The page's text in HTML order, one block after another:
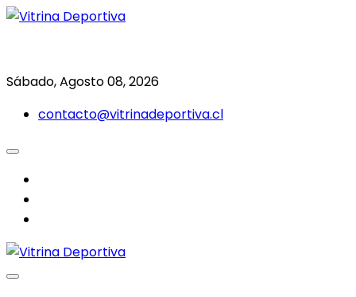
Saltar
Sábado, Agosto 08, 2026
contacto@vitrinadeportiva.cl